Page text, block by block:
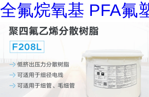
全氟烷氧基 PFA氟